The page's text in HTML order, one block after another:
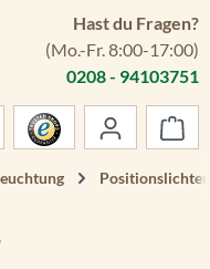
Hast du Fragen?
(Mo.-Fr. 8:00-17:00)
0208 - 94103751
Positionslichter